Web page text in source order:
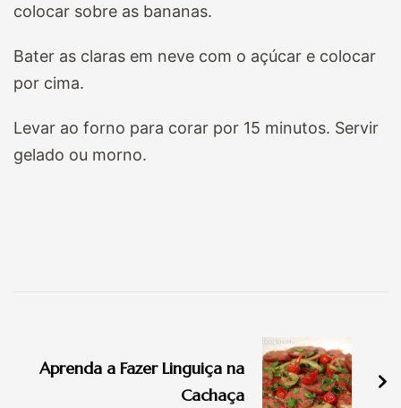
colocar sobre as bananas.
Bater as claras em neve com o açúcar e colocar
por cima.
Levar ao forno para corar por 15 minutos. Servir
gelado ou morno.
post
Aprenda a Fazer Linguiça na
Cachaça